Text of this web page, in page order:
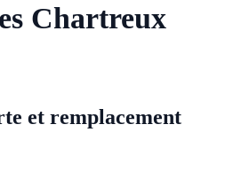
Chartreux
et remplacement